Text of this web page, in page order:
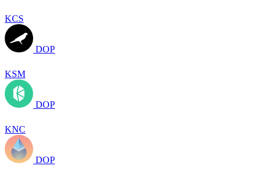
KCS
DOP
KSM
DOP
KNC
DOP